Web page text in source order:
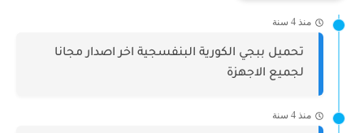
منذ 4 سنة
تحميل ببجي الكورية البنفسجية اخر اصدار مجانا
لجميع الاجهزة
منذ 4 سنة